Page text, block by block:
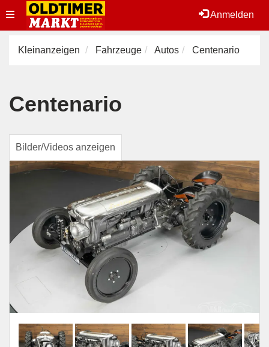
Anmelden
Toggle
navigation
Kleinanzeigen Fahrzeuge Autos Centenario
Centenario
Bilder/Videos anzeigen